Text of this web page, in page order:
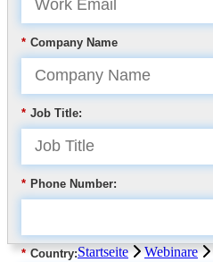
* Company Name
* Job Title:
* Phone Number:
* Country:Startseite Webinare